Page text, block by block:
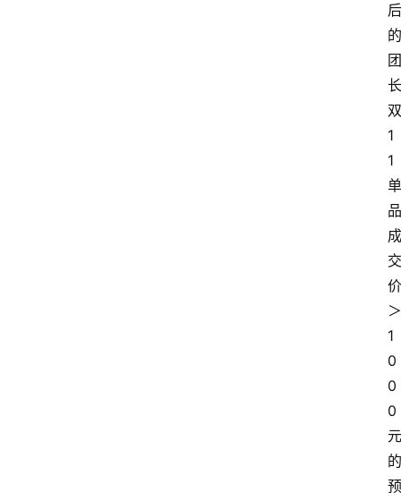
后
的
团
长
双
1
1
单
品
成
交
价
＞
1
0
0
0
元
的
预